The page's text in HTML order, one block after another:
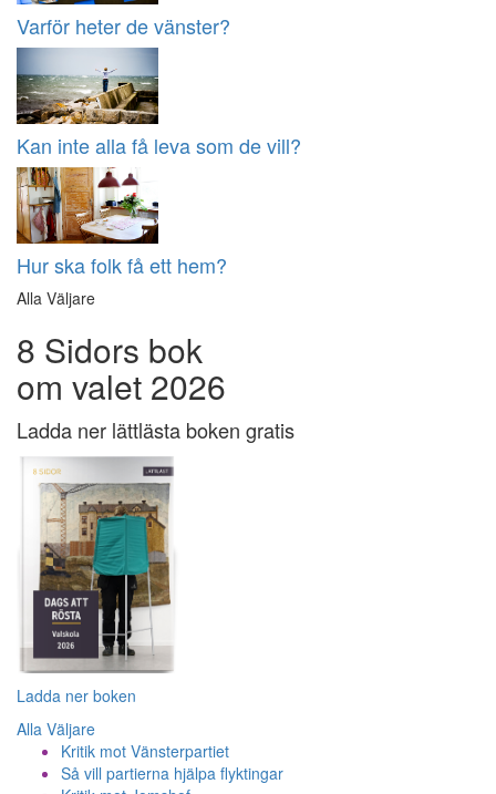
Varför heter de vänster?
Kan inte alla få leva som de vill?
Hur ska folk få ett hem?
Alla Väljare
8 Sidors bok
om valet 2026
Ladda ner lättlästa boken gratis
Ladda ner boken
Alla Väljare
Kritik mot Vänsterpartiet
Så vill partierna hjälpa flyktingar